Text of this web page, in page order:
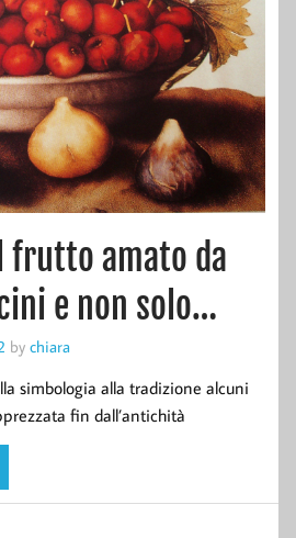
frutto amato da
e non solo…
by chiara
simbologia alla tradizione alcuni
fin dall’antichità